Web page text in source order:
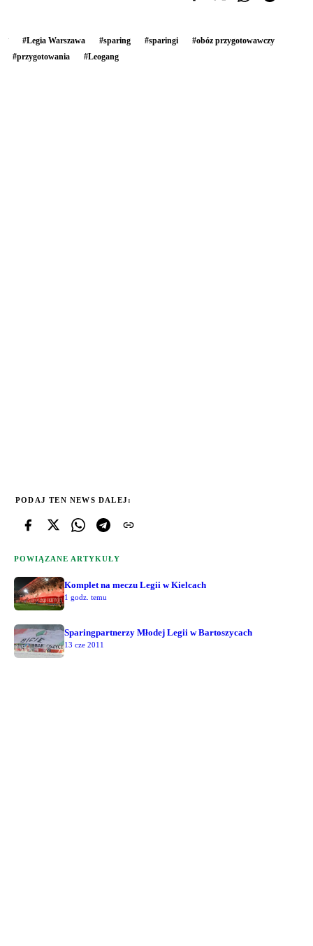
#Legia Warszawa #sparing #sparingi #obóz przygotowawczy
#przygotowania #Leogang
PODAJ TEN NEWS DALEJ:
POWIĄZANE ARTYKUŁY
Komplet na meczu Legii w Kielcach
1 godz. temu
Sparingpartnerzy Młodej Legii w Bartoszycach
13 cze 2011